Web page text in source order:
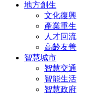
地方創生
文化復興
產業重生
人才回流
高齡友善
智慧城市
智慧交通
智能生活
智慧政府